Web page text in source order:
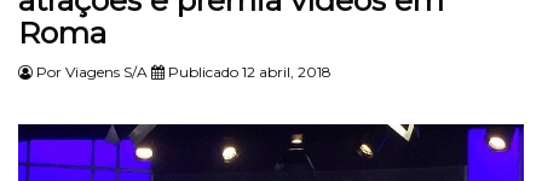
Roma
Por Viagens S/A Publicado 12 abril, 2018